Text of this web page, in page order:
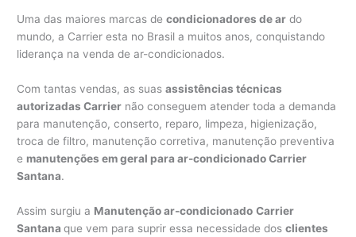
Uma das maiores marcas decondicionadores de ar do
mundo, a Carrier esta no Brasil a muitos anos, conquistando
liderança na venda de ar-condicionados.
Com tantas vendas, as suasassistências técnicas
autorizadas Carrier não conseguem atender toda a demanda
para manutenção, conserto, reparo, limpeza, higienização,
troca de filtro, manutenção corretiva, manutenção preventiva
e manutenções em geral para ar-condicionado Carrier
Santana.
Assim surgiu a Manutenção ar-condicionado Carrier
Santanaque vem para suprir essa necessidade dosclientes